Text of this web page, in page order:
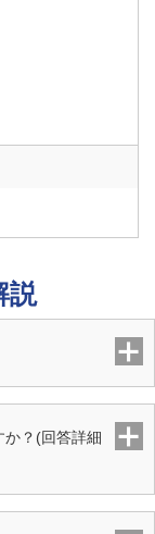
60Hz）
説
か？(回答詳細